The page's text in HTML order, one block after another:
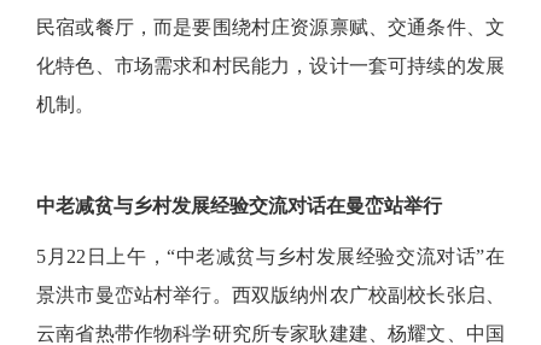
民宿或餐厅，而是要围绕村庄资源禀赋、交通条件、文
化特色、市场需求和村民能力，设计一套可持续的发展
机制。
中老减贫与乡村发展经验交流对话在曼峦站举行
5月22日上午，“中老减贫与乡村发展经验交流对话”在
景洪市曼峦站村举行。西双版纳州农广校副校长张启、
云南省热带作物科学研究所专家耿建建、杨耀文、中国